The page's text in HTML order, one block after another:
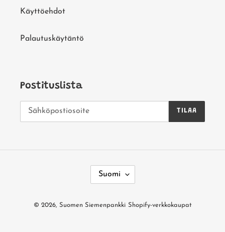
Käyttöehdot
Palautuskäytäntö
Postituslista
TILAA
I
Suomi
© 2026, Suomen Siemenpankki Shopify-verkkokaupat